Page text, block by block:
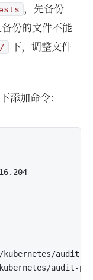
，先备份
份的文件不能
下，调整文件
下添加命令：